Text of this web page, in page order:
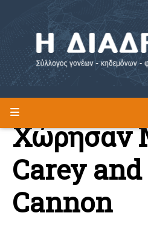
Η ΔΙΑΔΡΟΜΗ
Χώρησαν
Carey
Cannon